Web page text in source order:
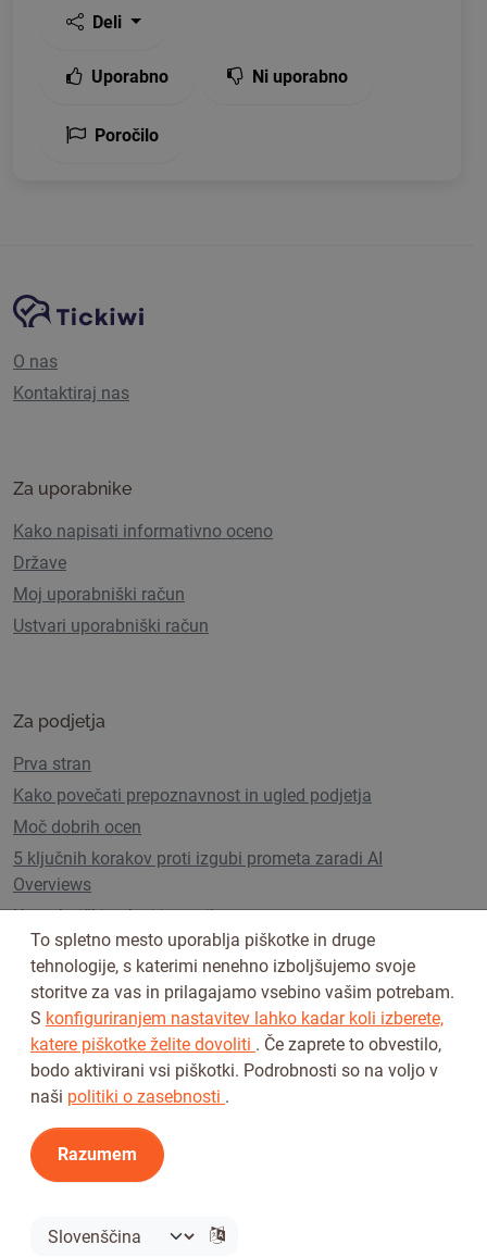
Deli
Uporabno Ni uporabno
Poročilo
Navigacija spletnega mesta
Platforma Tickiwi
O nas
Kontaktiraj nas
Za uporabnike
Kako napisati informativno oceno
Države
Moj uporabniški račun
Ustvari uporabniški račun
Za podjetja
Prva stran
Kako povečati prepoznavnost in ugled podjetja
Moč dobrih ocen
5 ključnih korakov proti izgubi prometa zaradi AI
Overviews
Uporabniški paketi in cenik
Sledi nam na
© 2026 Tickiwi - Vse pravice pridržane
To spletno mesto uporablja piškotke in druge
tehnologije, s katerimi nenehno izboljšujemo svoje
storitve za vas in prilagajamo vsebino vašim potrebam.
S konfiguriranjem nastavitev lahko kadar koli izberete,
katere piškotke želite dovoliti . Če zaprete to obvestilo,
bodo aktivirani vsi piškotki. Podrobnosti so na voljo v
naši politiki o zasebnosti .
Razumem